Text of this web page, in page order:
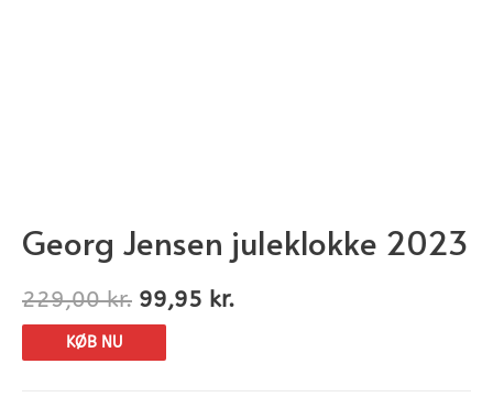
Georg Jensen juleklokke 2023
229,00kr. 99,95 kr.
KØB NU